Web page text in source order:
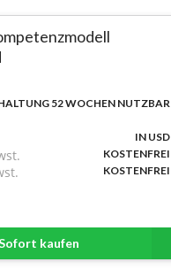
52 WOCHEN NUTZBAR
IN USD
KOSTENFREI
KOSTENFREI
kaufen